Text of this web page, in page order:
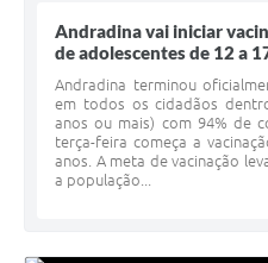
Andradina vai iniciar
de adolescentes de 12 a
Andradina terminou
em todos os cidadãos
anos ou mais) com 94% de
terça-feira começa a
anos. A meta de vacinação
a população...